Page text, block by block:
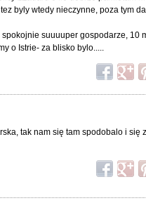
byly wtedy nieczynne, poza tym
suuuuper gospodarze, 10
o Istrie- za blisko bylo.....
tak nam się tam spodobalo i się